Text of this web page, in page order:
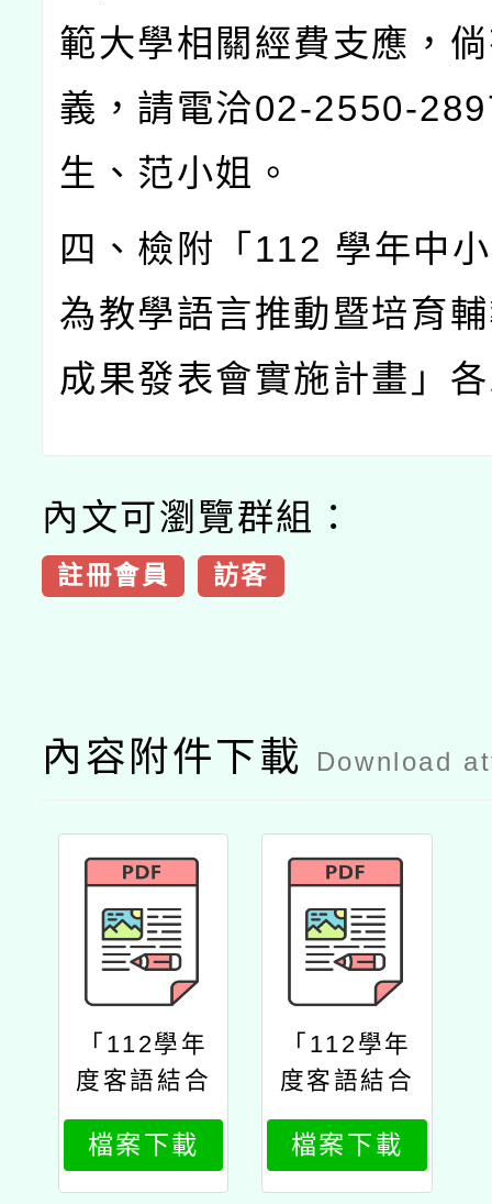
範大學相關經費支應，
義，請電洽02-2550-
生、范小姐。
四、檢附「 112 學年中
為教學語言推動暨培育
成果發表會實施計畫」各
內文可瀏覽群組：
註冊會員 訪客
內容附件下載 Download
「112學年
度客語結合
十二年國教
校訂課程」
與「112學
檔案下載
「112學年
度客語結合
十二年國教
校訂課程」
與「112學
檔案下載